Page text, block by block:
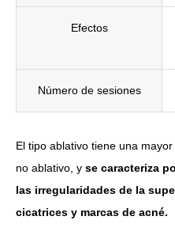
Efectos
Número de sesiones
El tipo ablativo tiene una
no ablativo, y se caracteriza
las irregularidades de la
cicatrices y marcas de acné.